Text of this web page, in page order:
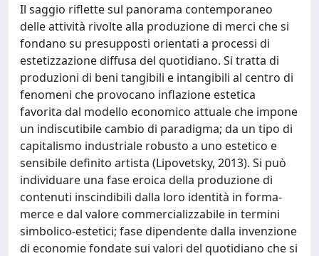
Il saggio riflette sul panorama contemporaneo
delle attività rivolte alla produzione di merci che si
fondano su presupposti orientati a processi di
estetizzazione diffusa del quotidiano. Si tratta di
produzioni di beni tangibili e intangibili al centro di
fenomeni che provocano inflazione estetica
favorita dal modello economico attuale che impone
un indiscutibile cambio di paradigma; da un tipo di
capitalismo industriale robusto a uno estetico e
sensibile definito artista (Lipovetsky, 2013). Si può
individuare una fase eroica della produzione di
contenuti inscindibili dalla loro identità in forma-
merce e dal valore commercializzabile in termini
simbolico-estetici; fase dipendente dalla invenzione
di economie fondate sui valori del quotidiano che si